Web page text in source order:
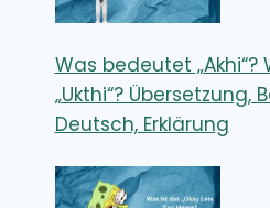
Was bedeutet
„Ukthi“? Übersetzung,
Deutsch, Erklärung